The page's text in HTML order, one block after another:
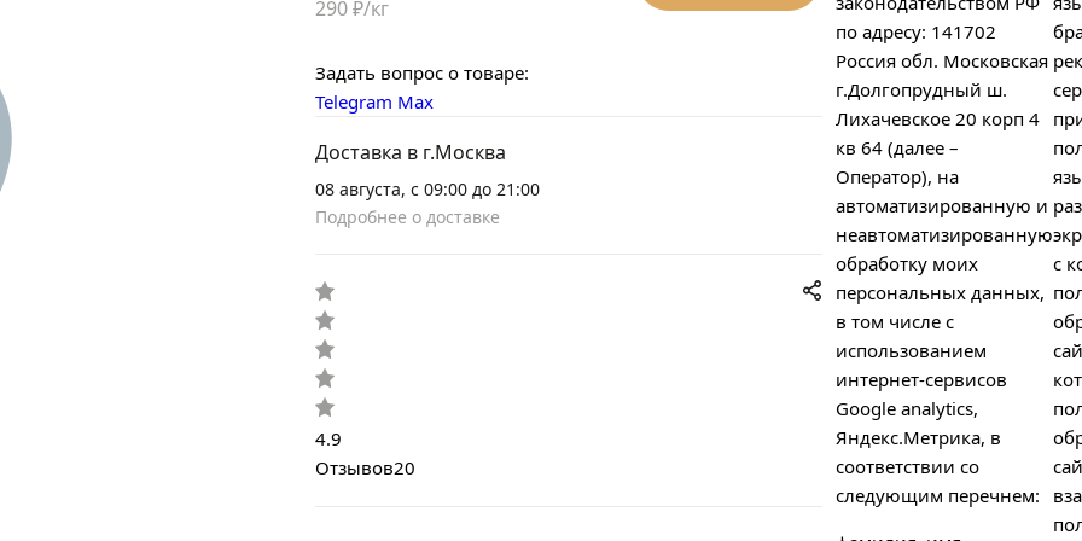
290 ₽/кг
Задать вопрос о товаре:
Telegram Max
Доставка в г.Москва
08 августа, с 09:00 до 21:00
Подробнее о доставке
4.9
Отзывов20
по адресу: 141702
Россия обл. Московская
г.Долгопрудный ш.
Лихачевское 20 корп 4
кв 64 (далее –
Оператор), на
автоматизированную и
неавтоматизированную
обработку моих
персональных данных,
в том числе с
использованием
интернет-сервисов
Google analytics,
Яндекс.Метрика, в
соответствии со
следующим перечнем:
с